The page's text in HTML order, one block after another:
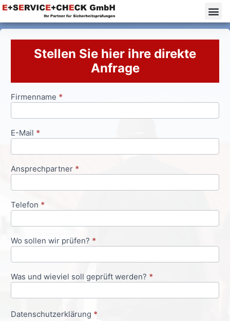
Stellen Sie hier ihre direkte
Anfrage
Anfrageformular
Firmenname *
E-Mail *
Ansprechpartner *
Telefon *
Wo sollen wir prüfen? *
Was und wieviel soll geprüft werden? *
Datenschutzerklärung *